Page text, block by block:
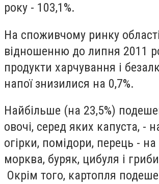
року - 103,1%.
На споживчому ринку
відношенню до липня 2011
продукти харчування і
напої знизилися на 0,7%.
Найбільше (на 23,5%)
овочі, серед яких капуста, -
огірки, помідори, перець - на
морква, буряк, цибуля і
Окрім того, картопля